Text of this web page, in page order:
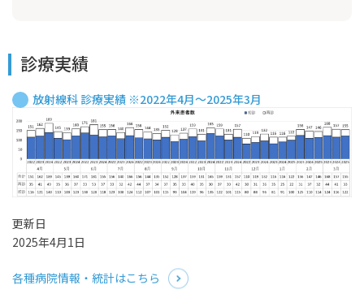
診療実績
放射線科 診療実績 ※2022年4月～2025年3月
更新日
2025年4月1日
各種病院情報・統計はこちら